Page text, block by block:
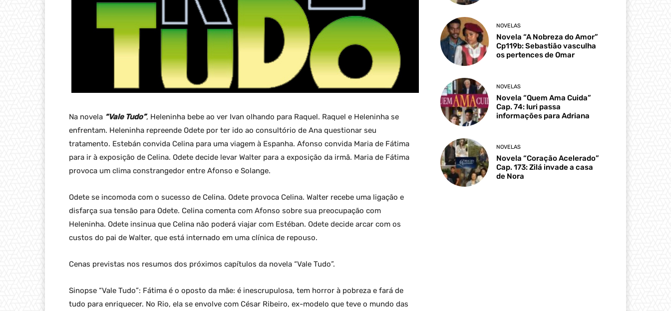
Na novela “Vale Tudo”, Heleninha bebe ao ver Ivan olhando para Raquel. Raquel e Heleninha se
enfrentam. Heleninha repreende Odete por ter ido ao consultório de Ana questionar seu
tratamento. Estebán convida Celina para uma viagem à Espanha. Afonso convida Maria de Fátima
para ir à exposição de Celina. Odete decide levar Walter para a exposição da irmã. Maria de Fátima
provoca um clima constrangedor entre Afonso e Solange.
Odete se incomoda com o sucesso de Celina. Odete provoca Celina. Walter recebe uma ligação e
disfarça sua tensão para Odete. Celina comenta com Afonso sobre sua preocupação com
Heleninha. Odete insinua que Celina não poderá viajar com Estéban. Odete decide arcar com os
custos do pai de Walter, que está internado em uma clínica de repouso.
Cenas previstas nos resumos dos próximos capítulos da novela “Vale Tudo”.
Sinopse “Vale Tudo”: Fátima é o oposto da mãe: é inescrupulosa, tem horror à pobreza e fará de
tudo para enriquecer. No Rio, ela se envolve com César Ribeiro, ex-modelo que teve o mundo das
NOVELAS
Novela “A Nobreza do Amor”
Cp119b: Sebastião vasculha
os pertences de Omar
NOVELAS
Novela “Quem Ama Cuida”
Cap. 74: Iuri passa
informações para Adriana
NOVELAS
Novela “Coração Acelerado”
Cap. 173: Zilá invade a casa
de Nora